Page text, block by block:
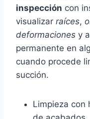
inspección con
visualizar raíces,
deformaciones y
permanente en
cuando procede
succión.
Limpieza con